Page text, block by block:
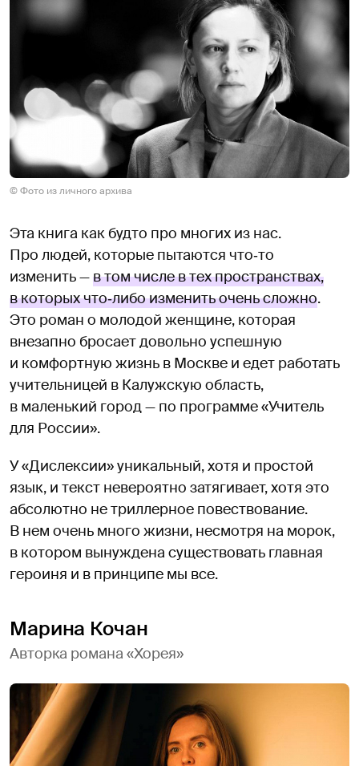
© Фото из личного архива
Эта книга как будто про многих из нас.
Про людей, которые пытаются что‑то
изменить —в том числе в тех пространствах,
в которых что‑либо изменить очень сложно.
Это роман о молодой женщине, которая
внезапно бросает довольно успешную
и комфортную жизнь в Москве и едет работать
учительницей в Калужскую область,
в маленький город — по программе «Учитель
для России».
У «Дислексии» уникальный, хотя и простой
язык, и текст невероятно затягивает, хотя это
абсолютно не триллерное повествование.
В нем очень много жизни, несмотря на морок,
в котором вынуждена существовать главная
героиня и в принципе мы все.
Марина Кочан
Авторка романа «Хорея»